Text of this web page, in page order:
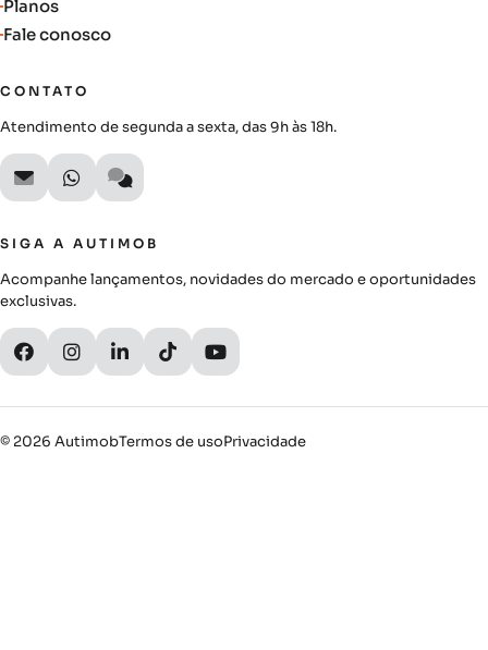
Planos
Fale conosco
CONTATO
Atendimento de segunda a sexta, das 9h às 18h.
SIGA A AUTIMOB
Acompanhe lançamentos, novidades do mercado e oportunidades
exclusivas.
© 2026 AutimobTermos de usoPrivacidade